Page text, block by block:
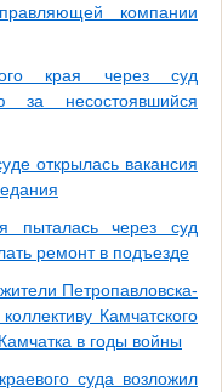
компании
края через суд
за несостоявшийся
открылась вакансия
пыталась через суд
ремонт в подъезде
Петропавловска-
Камчатского
в годы войны
суда возложил